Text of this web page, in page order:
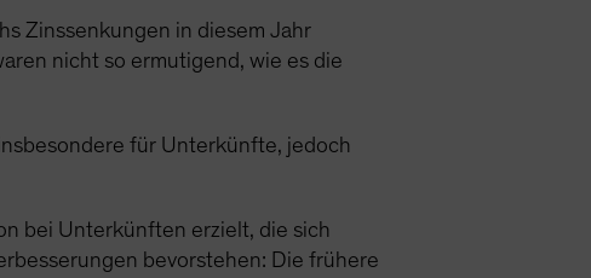
Zinssenkungen in diesem Jahr
nicht so ermutigend, wie es die
für Unterkünfte, jedoch
bei Unterkünften erzielt, die sich
bevorstehen: Die frühere